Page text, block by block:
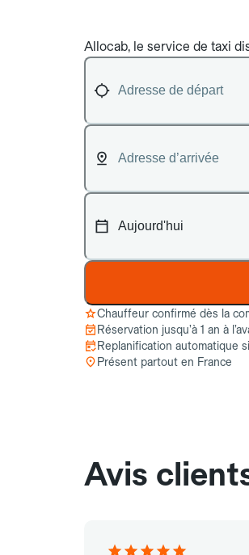
Allocab, le service de taxi
Chauffeur confirmé dès la
Réservation jusqu’à 1 an à
Replanification automatique
Présent partout en France
Avis